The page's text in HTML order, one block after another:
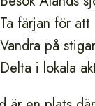
Ta färjan för att
Vandra på
Delta i lokala